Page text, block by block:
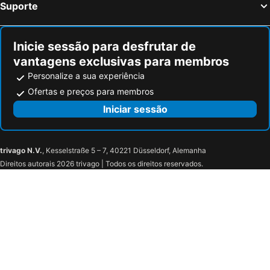
Santuario Grotta di Lourdes
Salzwelten Hallstatt
Porta Nuova
Centro Casa Cortina
Europa
Casa de Julieta
Lake Bohinj
Arsenal de Veneza
Rosa Salva
Sottomarina
Lago di Dobbiaco
Sacrario di Redipuglia
Isola della Cona
Fossolan
Basilica patriarcale di Santa Maria Assunta
Castello di Duino
Outlet Village
Castello di Strassoldo
Primero
Suporte
Inicie sessão para desfrutar de
vantagens exclusivas para membros
Personalize a sua experiência
Ofertas e preços para membros
Iniciar sessão
trivago N.V., Kesselstraße 5 – 7, 40221 Düsseldorf, Alemanha
Direitos autorais 2026 trivago | Todos os direitos reservados.